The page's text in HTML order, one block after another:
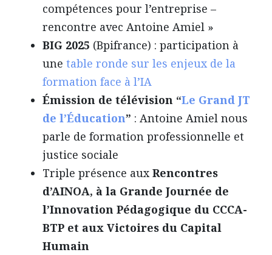
compétences pour l’entreprise –
rencontre avec Antoine Amiel »
BIG 2025 (Bpifrance) : participation à
une table ronde sur les enjeux de la
formation face à l’IA
Émission de télévision “Le Grand JT
de l’Éducation” : Antoine Amiel nous
parle de formation professionnelle et
justice sociale
Triple présence aux Rencontres
d’AINOA, à la Grande Journée de
l’Innovation Pédagogique du CCCA-
BTP et aux Victoires du Capital
Humain